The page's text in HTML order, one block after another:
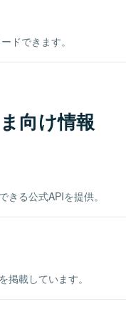
ドできます。
向け情報
る公式APIを提供。
載しています。